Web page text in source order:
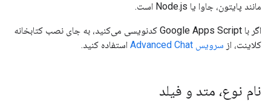
مانند پایتون، جاوا یا Node.js است.
اگر با Google Apps Script کدنویسی می‌کنید، به جای نصب کتابخانه
کلاینت، از سرویس Advanced Chat استفاده کنید.
نام نوع، متد و فیلد